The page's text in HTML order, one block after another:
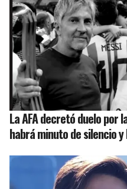
La AFA decretó duelo por
habrá minuto de silencio